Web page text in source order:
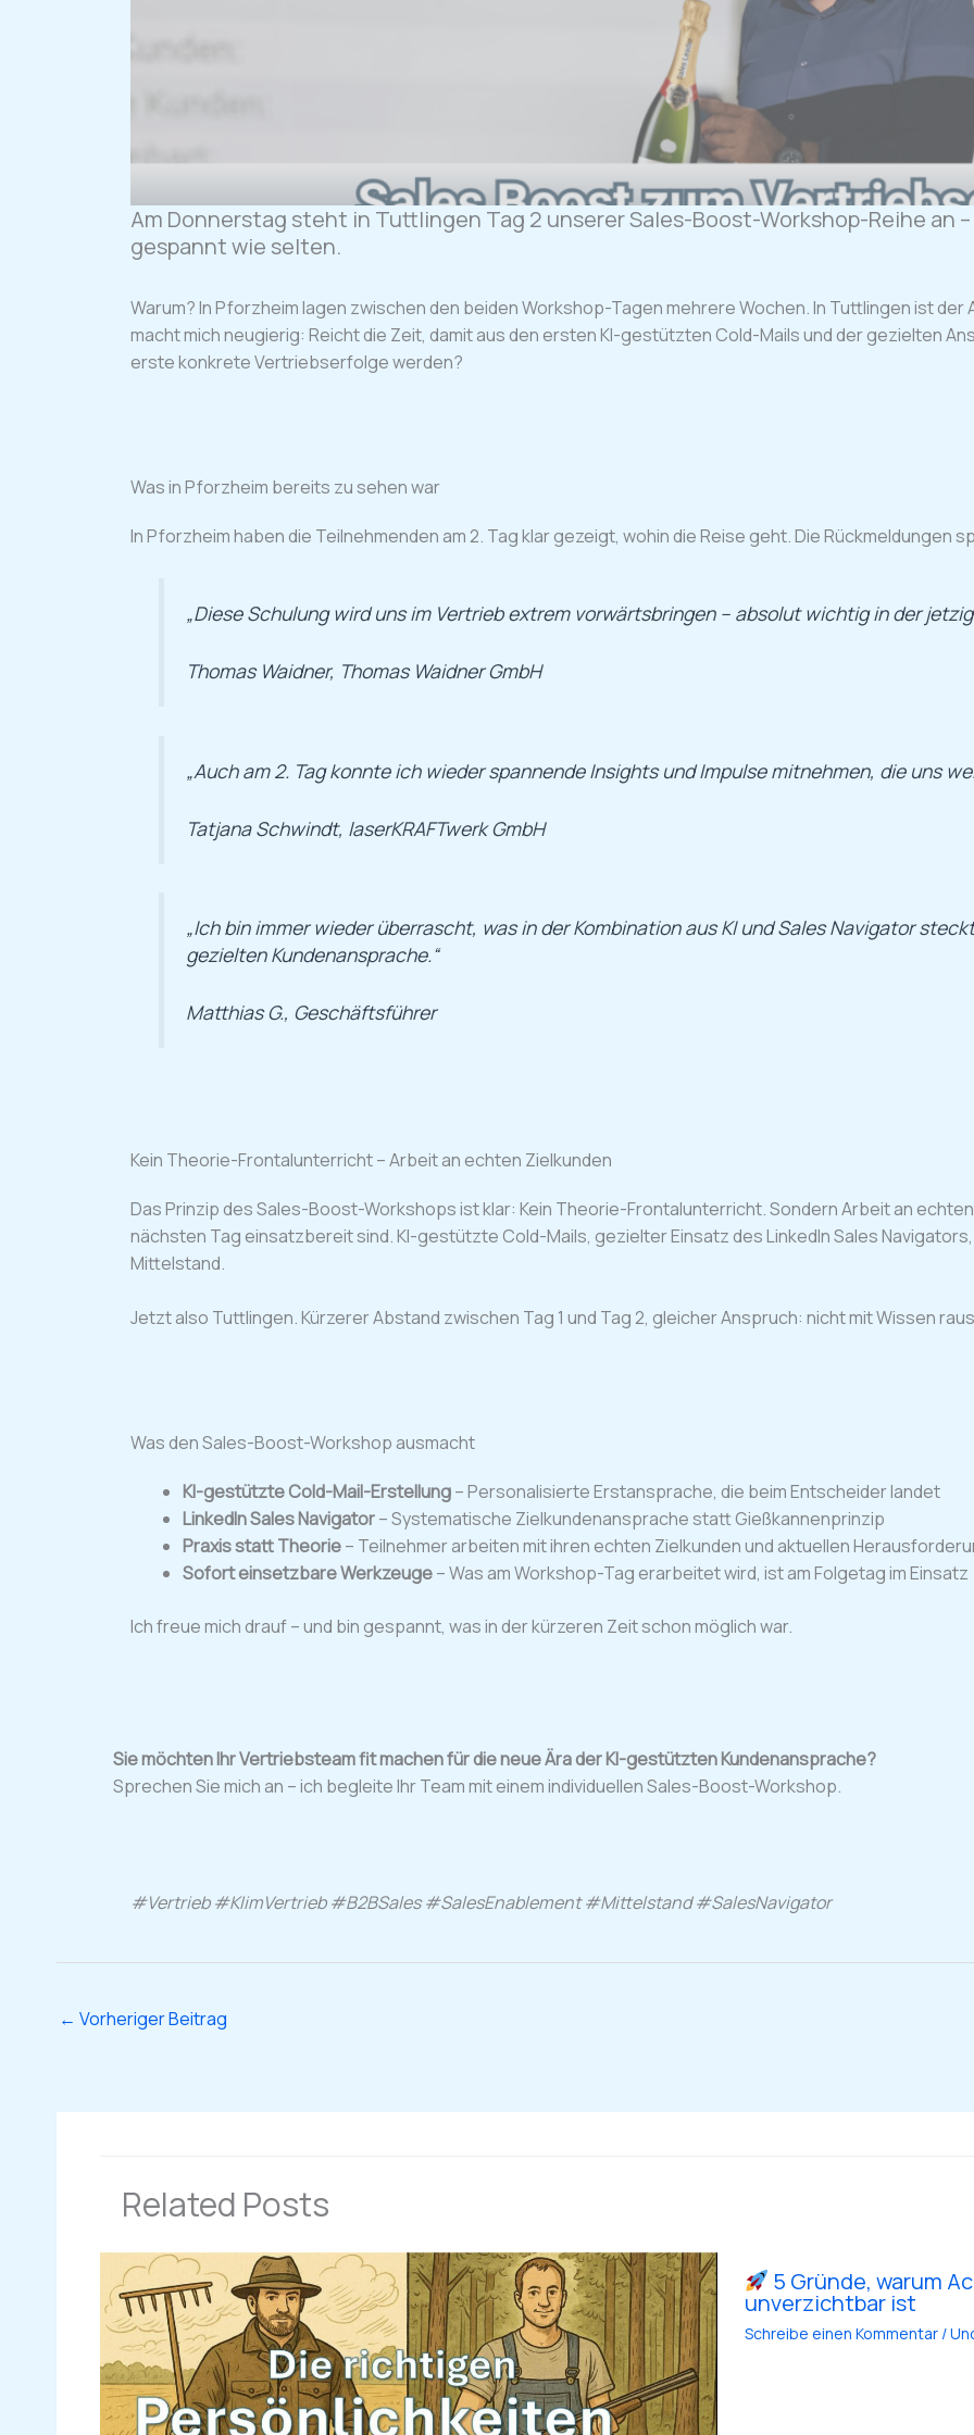
Am Donnerstag steht in Tuttlingen Tag 2 unserer Sales-Boost-Workshop-Reihe an
gespannt wie selten.
Warum? In Pforzheim lagen zwischen den beiden Workshop-Tagen mehrere Wochen. In Tuttlingen ist der
macht mich neugierig: Reicht die Zeit, damit aus den ersten KI-gestützten Cold-Mails und der gezielten
erste konkrete Vertriebserfolge werden?
Was in Pforzheim bereits zu sehen war
In Pforzheim haben die Teilnehmenden am 2. Tag klar gezeigt, wohin die Reise geht. Die Rückmeldungen
„Diese Schulung wird uns im Vertrieb extrem vorwärtsbringen – absolut wichtig in der
Thomas Waidner, Thomas Waidner GmbH
„Auch am 2. Tag konnte ich wieder spannende Insights und Impulse mitnehmen, die uns
Tatjana Schwindt, laserKRAFTwerk GmbH
„Ich bin immer wieder überrascht, was in der Kombination aus KI und Sales Navigator
gezielten Kundenansprache.“
Matthias G., Geschäftsführer
Kein Theorie-Frontalunterricht – Arbeit an echten Zielkunden
Das Prinzip des Sales-Boost-Workshops ist klar: Kein Theorie-Frontalunterricht. Sondern Arbeit an
nächsten Tag einsatzbereit sind. KI-gestützte Cold-Mails, gezielter Einsatz des LinkedIn Sales
Mittelstand.
Jetzt also Tuttlingen. Kürzerer Abstand zwischen Tag 1 und Tag 2, gleicher Anspruch: nicht mit Wissen
Was den Sales-Boost-Workshop ausmacht
KI-gestützte Cold-Mail-Erstellung– Personalisierte Erstansprache, die beim Entscheider landet
LinkedIn Sales Navigator– Systematische Zielkundenansprache statt Gießkannenprinzip
Praxis statt Theorie– Teilnehmer arbeiten mit ihren echten Zielkunden und aktuellen
Sofort einsetzbare Werkzeuge– Was am Workshop-Tag erarbeitet wird, ist am Folgetag im Einsatz
Ich freue mich drauf – und bin gespannt, was in der kürzeren Zeit schon möglich war.
Sie möchten Ihr Vertriebsteam fit machen für die neue Ära der KI-gestützten Kundenansprache?
Sprechen Sie mich an – ich begleite Ihr Team mit einem individuellen Sales-Boost-Workshop.
#Vertrieb #KIimVertrieb #B2BSales #SalesEnablement #Mittelstand #SalesNavigator
← Vorheriger Beitrag
Related Posts
5 Gründe, warum
unverzichtbar ist
Schreibe einen Kommentar /